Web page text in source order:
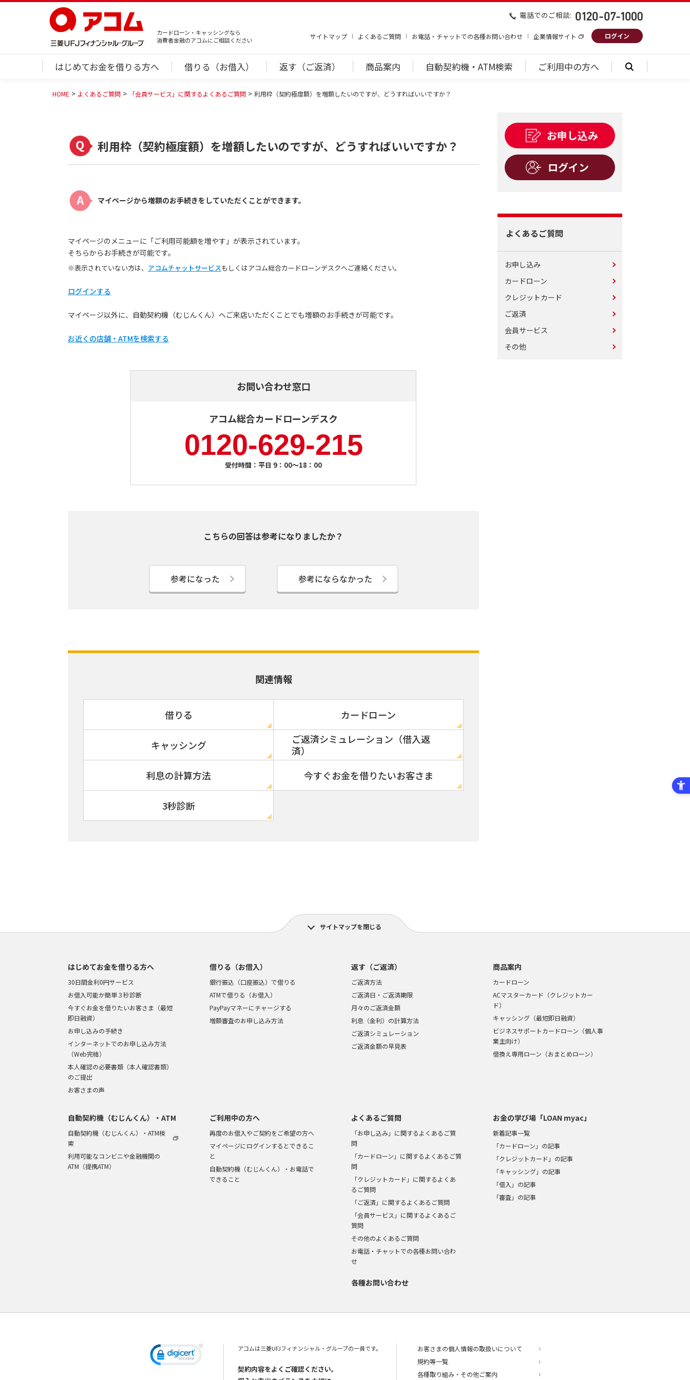
カードローン・キャッシングなら
消費者金融のアコムにご相談ください
電話でのご相談:
サイトマップ よくあるご質問 お電話・チャットでの各種お問い合わせ 企業情報サイト ログイン
はじめてお金を借りる方へ 借りる（お借入） 返す（ご返済） 商品案内 自動契約機・ATM検索 ご利用中の方へ
HOME よくあるご質問 「会員サービス」に関するよくあるご質問 利用枠（契約極度額）を増額したいのですが、どうすればいいですか？
利用枠（契約極度額）を増額したいのですが、どうすればいいですか？
マイページから増額のお手続きをしていただくことができます。
マイページのメニューに「ご利用可能額を増やす」が表示されています。
そちらからお手続きが可能です。
※表示されていない方は、 アコムチャットサービスもしくはアコム総合カードローンデスクへご連絡ください。
ログインする
マイページ以外に、自動契約機（むじんくん）へご来店いただくことでも増額のお手続きが可能です。
お近くの店舗・ATMを検索する
お問い合わせ窓口
アコム総合カードローンデスク
0120-629-215
受付時間：平日 9：00～18：00
こちらの回答は参考になりましたか？
参考になった 参考にならなかった
お申し込み
ログイン
よくあるご質問
お申し込み
カードローン
クレジットカード
ご返済
会員サービス
その他
関連情報
借りる カードローン
キャッシング
ご返済シミュレーション（借入返
済）
利息の計算方法
今すぐお金を借りたいお客さま
3秒診断
サイトマップを閉じる
はじめてお金を借りる方へ
30日間金利0円サービス
お借入可能か簡単３秒診断
今すぐお金を借りたいお客さま（最短
即日融資）
お申し込みの手続き
インターネットでのお申し込み方法
（Web完結）
本人確認の必要書類（本人確認書類）
のご提出
お客さまの声
借りる（お借入）
銀行振込（口座振込）で借りる
ATMで借りる（お借入）
PayPayマネーにチャージする
増額審査のお申し込み方法
返す（ご返済）
ご返済方法
ご返済日・ご返済期限
月々のご返済金額
利息（金利）の計算方法
ご返済シミュレーション
ご返済金額の早見表
商品案内
カードローン
ACマスターカード（クレジットカー
ド）
キャッシング（最短即日融資）
ビジネスサポートカードローン（個人事
業主向け）
借換え専用ローン（おまとめローン）
自動契約機（むじんくん）・ATM
自動契約機（むじんくん）・ATM検
索
利用可能なコンビニや金融機関の
ATM（提携ATM）
ご利用中の方へ
再度のお借入やご契約をご希望の方へ
マイページにログインするとできるこ
と
自動契約機（むじんくん）・お電話で
できること
よくあるご質問
「お申し込み」に関するよくあるご質
問
「カードローン」に関するよくあるご質
問
「クレジットカード」に関するよくあ
るご質問
「ご返済」に関するよくあるご質問
「会員サービス」に関するよくあるご
質問
その他のよくあるご質問
お電話・チャットでの各種お問い合わ
せ
各種お問い合わせ
お金の学び場「LOAN myac」
新着記事一覧
「カードローン」の記事
「クレジットカード」の記事
「キャッシング」の記事
「借入」の記事
「審査」の記事
お客さまの個人情報の取扱いについて
規約等一覧
各種取り組み・その他ご案内
アコムは三菱UFJフィナンシャル・グループの一員です。
契約内容をよくご確認ください。